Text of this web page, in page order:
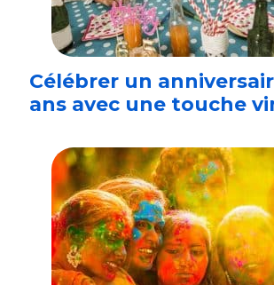
Célébrer un
ans avec une touche